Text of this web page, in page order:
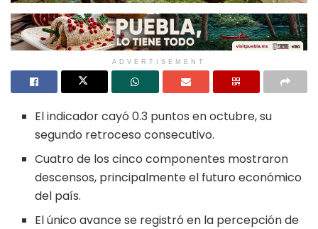
ADVERTISEMENT
El indicador cayó 0.3 puntos en octubre, su
segundo retroceso consecutivo.
Cuatro de los cinco componentes mostraron
descensos, principalmente el futuro económico
del país.
El único avance se registró en la percepción de